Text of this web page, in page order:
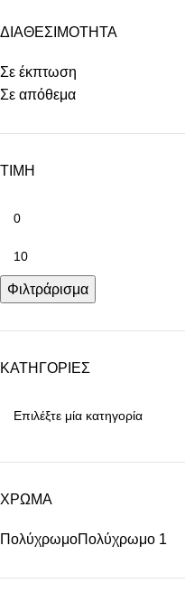
ΔΙΑΘΕΣΙΜΟΤΗΤΑ
Σε έκπτωση
Σε απόθεμα
ΤΙΜΗ
Φιλτράρισμα
ΚΑΤΗΓΟΡΙΕΣ
ΧΡΩΜΑ
ΠολύχρωμοΠολύχρωμο 1